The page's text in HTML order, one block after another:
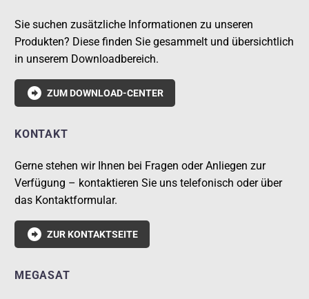
Sie suchen zusätzliche Informationen zu unseren
Produkten? Diese finden Sie gesammelt und übersichtlich
in unserem Downloadbereich.
 ZUM DOWNLOAD-CENTER
KONTAKT
Gerne stehen wir Ihnen bei Fragen oder Anliegen zur
Verfügung – kontaktieren Sie uns telefonisch oder über
das Kontaktformular.
 ZUR KONTAKTSEITE
MEGASAT